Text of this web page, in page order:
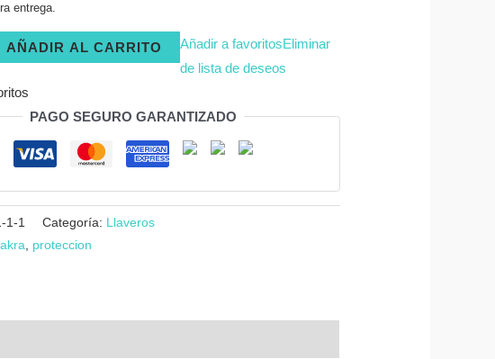
entrega.
AÑADIR AL CARRITO Añadir a favoritosEliminar
de lista de deseos
PAGO SEGURO GARANTIZADO
1-1 Categoría: Llaveros
, proteccion